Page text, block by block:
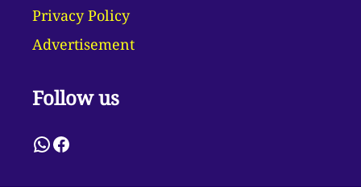
Privacy Policy
Advertisement
Follow us
WhatsApp
Facebook